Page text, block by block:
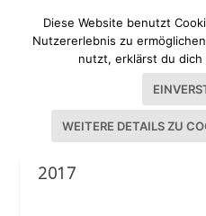
EINTRITTSKARTE
2017
Diese Website benutzt
Nutzererlebnis zu
nutzt, erklärst du
WEITERE DETAILS ZU